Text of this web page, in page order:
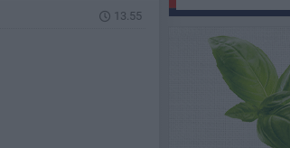
13.55